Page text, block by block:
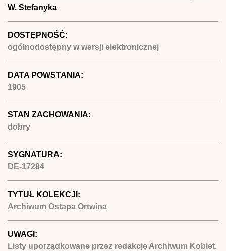
W. Stefanyka
DOSTĘPNOŚĆ:
ogólnodostępny w wersji elektronicznej
DATA POWSTANIA:
1905
STAN ZACHOWANIA:
dobry
SYGNATURA:
DE-17284
TYTUŁ KOLEKCJI:
Archiwum Ostapa Ortwina
UWAGI:
Listy uporządkowane przez redakcję Archiwum Kobiet.